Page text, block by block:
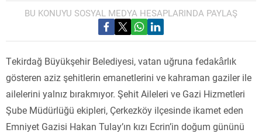
BU KONUYU SOSYAL MEDYA HESAPLARINDA PAYLAŞ
Tekirdağ Büyükşehir Belediyesi, vatan uğruna fedakârlık
gösteren aziz şehitlerin emanetlerini ve kahraman gaziler ile
ailelerini yalnız bırakmıyor. Şehit Aileleri ve Gazi Hizmetleri
Şube Müdürlüğü ekipleri, Çerkezköy ilçesinde ikamet eden
Emniyet Gazisi Hakan Tulay’ın kızı Ecrin’in doğum gününü